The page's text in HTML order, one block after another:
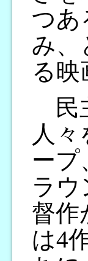
つあ
み、
る
民
人
ープ
ラ
督作
は4